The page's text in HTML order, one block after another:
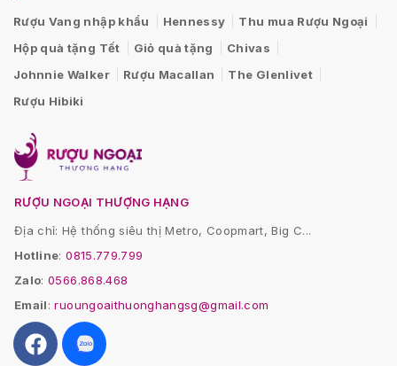
Rượu Vang nhập khẩu Hennessy
Thu mua Rượu Ngoại
Hộp quà tặng Tết
Giỏ quà tặng
Chivas
Johnnie Walker
Rượu Macallan
The Glenlivet
Rượu Hibiki
RƯỢU NGOẠI THƯỢNG HẠNG
Địa chỉ: Hệ thống siêu thị Metro, Coopmart, Big C...
Hotline:0815.779.799
Zalo:0566.868.468
Email:ruoungoaithuonghangsg@gmail.com